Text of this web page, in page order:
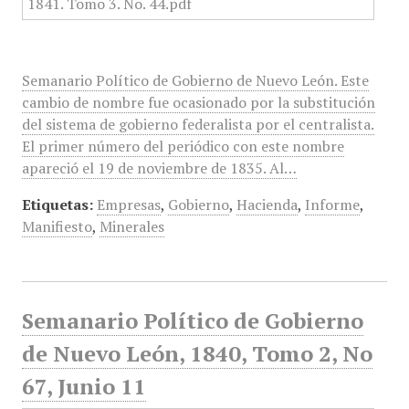
Semanario Político de Gobierno de Nuevo León. Este
cambio de nombre fue ocasionado por la substitución
del sistema de gobierno federalista por el centralista.
El primer número del periódico con este nombre
apareció el 19 de noviembre de 1835. Al…
Etiquetas: Empresas, Gobierno, Hacienda, Informe,
Manifiesto, Minerales
Semanario Político de Gobierno
de Nuevo León, 1840, Tomo 2, No
67, Junio 11